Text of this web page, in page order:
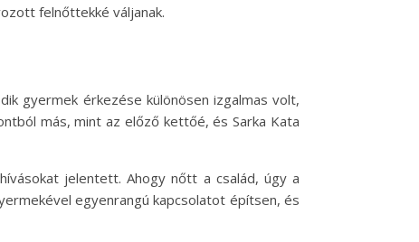
felnőttekké váljanak.
gyermek érkezése különösen izgalmas volt,
más, mint az előző kettőé, és Sarka Kata
jelentett. Ahogy nőtt a család, úgy a
egyenrangú kapcsolatot építsen, és